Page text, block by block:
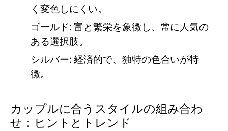
く変色しにくい。
ゴールド: 富と繁栄を象徴し、常に人気の
ある選択肢。
シルバー: 経済的で、独特の色合いが特
徴。
カップルに合うスタイルの組み合わ
せ：ヒントとトレンド